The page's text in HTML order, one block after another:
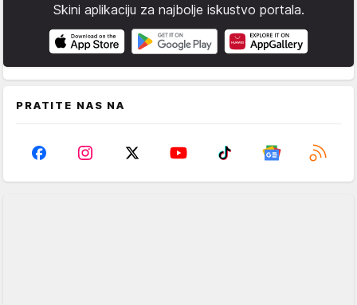
Skini aplikaciju za najbolje iskustvo portala.
PRATITE NAS NA